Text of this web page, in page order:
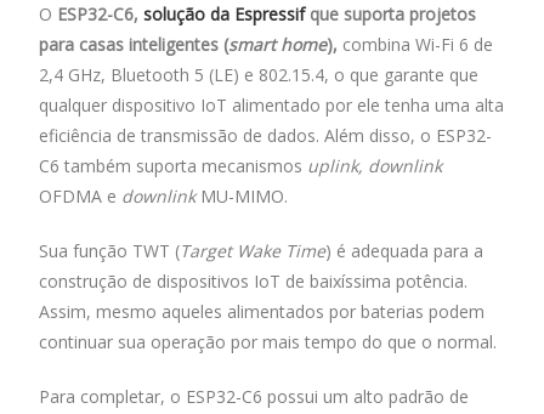
O ESP32-C6,solução da Espressifque suporta projetos
para casas inteligentes (smart home), combina Wi-Fi 6 de
2,4 GHz, Bluetooth 5 (LE) e 802.15.4, o que garante que
qualquer dispositivo IoT alimentado por ele tenha uma alta
eficiência de transmissão de dados. Além disso, o ESP32-
C6 também suporta mecanismos uplink, downlink
OFDMA e downlinkMU-MIMO.
Sua função TWT (Target Wake Time) é adequada para a
construção de dispositivos IoT de baixíssima potência.
Assim, mesmo aqueles alimentados por baterias podem
continuar sua operação por mais tempo do que o normal.
Para completar, o ESP32-C6 possui um alto padrão de